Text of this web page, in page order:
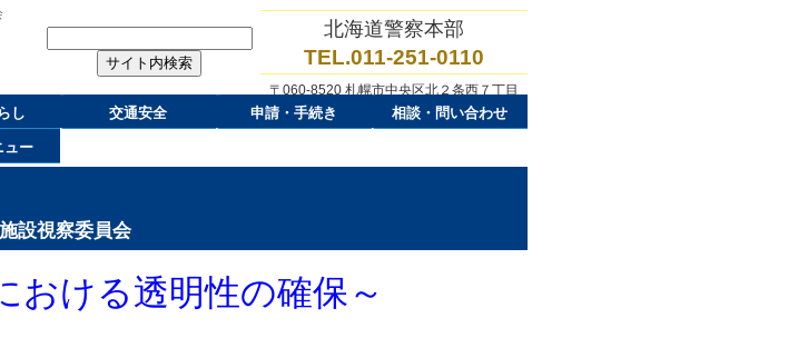
北海道警察本部
TEL.011-251-0110
〒060-8520 札幌市中央区北２条西７丁目
設視察委員会
おける透明性の確保～
し 交通安全 申請・手続き 相談・問い合わせ
ュー